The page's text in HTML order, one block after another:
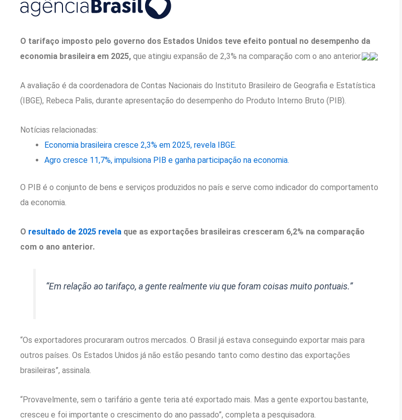
O tarifaço imposto pelo governo dos Estados Unidos teve efeito pontual no desempenho da
economia brasileira em 2025, que atingiu expansão de 2,3% na comparação com o ano anterior.
A avaliação é da coordenadora de Contas Nacionais do Instituto Brasileiro de Geografia e Estatística
(IBGE), Rebeca Palis, durante apresentação do desempenho do Produto Interno Bruto (PIB).
Notícias relacionadas:
Economia brasileira cresce 2,3% em 2025, revela IBGE.
Agro cresce 11,7%, impulsiona PIB e ganha participação na economia.
O PIB é o conjunto de bens e serviços produzidos no país e serve como indicador do comportamento
da economia.
O resultado de 2025 revela que as exportações brasileiras cresceram 6,2% na comparação
com o ano anterior.
“Em relação ao tarifaço, a gente realmente viu que foram coisas muito pontuais.”
“Os exportadores procuraram outros mercados. O Brasil já estava conseguindo exportar mais para
outros países. Os Estados Unidos já não estão pesando tanto como destino das exportações
brasileiras”, assinala.
“Provavelmente, sem o tarifário a gente teria até exportado mais. Mas a gente exportou bastante,
cresceu e foi importante o crescimento do ano passado”, completa a pesquisadora.